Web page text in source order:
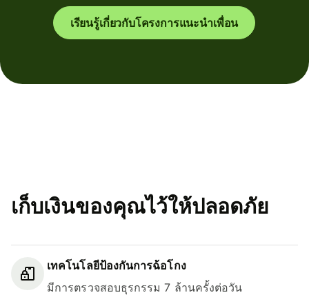
เรียนรู้เกี่ยวกับโครงการแนะนำเพื่อน
เก็บเงินของคุณไว้ให้ปลอดภัย
เทคโนโลยีป้องกันการฉ้อโกง
มีการตรวจสอบธุรกรรม 7 ล้านครั้งต่อวัน